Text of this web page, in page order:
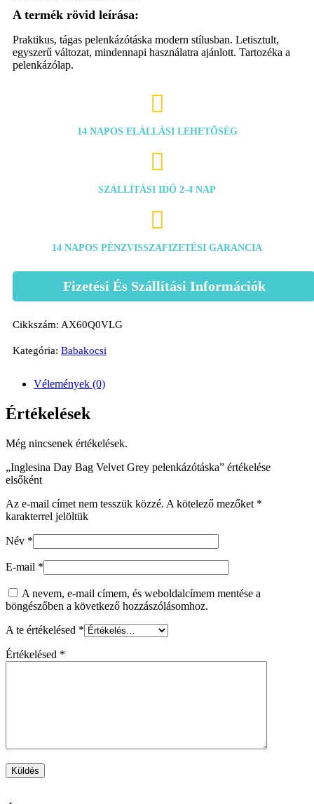
Praktikus, tágas pelenkázótáska modern stílusban. Letisztult,
egyszerű változat, mindennapi használatra ajánlott. Tartozéka a
pelenkázólap.

14 NAPOS ELÁLLÁSI LEHETŐSÉG

SZÁLLÍTÁSI IDŐ 2-4 NAP

14 NAPOS PÉNZVISSZAFIZETÉSI GARANCIA
Fizetési És Szállítási Információk
Cikkszám: AX60Q0VLG
Kategória: Babakocsi
Vélemények (0)
Értékelések
Még nincsenek értékelések.
„Inglesina Day Bag Velvet Grey pelenkázótáska” értékelése
elsőként
Az e-mail címet nem tesszük közzé. A kötelező mezőket *
karakterrel jelöltük
Név *
E-mail *
A nevem, e-mail címem, és weboldalcímem mentése a
böngészőben a következő hozzászólásomhoz.
A te értékelésed *
Értékelésed *